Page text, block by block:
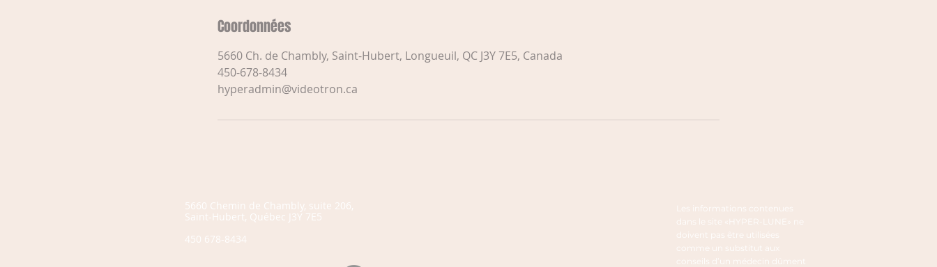
Coordonnées
5660 Ch. de Chambly, Saint-Hubert, Longueuil, QC J3Y 7E5, Canada
450-678-8434
hyperadmin@videotron.ca
5660 Chemin de Chambly, suite 206,
Saint-Hubert, Québec J3Y 7E5
450 678-8434
Les informations contenues
dans le site «HYPER-LUNE» ne
doivent pas être utilisées
comme un substitut aux
conseils d’un médecin dûment